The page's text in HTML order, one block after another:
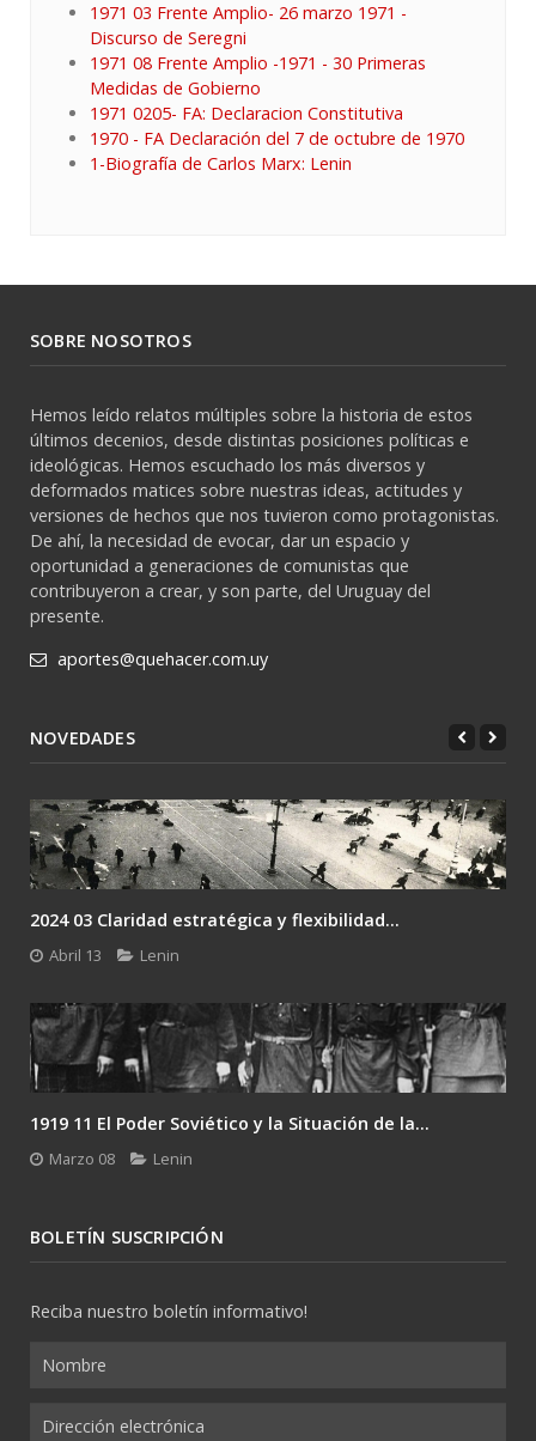
1971 03 Frente Amplio- 26 marzo 1971 -
Discurso de Seregni
1971 08 Frente Amplio -1971 - 30 Primeras
Medidas de Gobierno
1971 0205- FA: Declaracion Constitutiva
1970 - FA Declaración del 7 de octubre de 1970
1-Biografía de Carlos Marx: Lenin
SOBRE NOSOTROS
Hemos leído relatos múltiples sobre la historia de estos
últimos decenios, desde distintas posiciones políticas e
ideológicas. Hemos escuchado los más diversos y
deformados matices sobre nuestras ideas, actitudes y
versiones de hechos que nos tuvieron como protagonistas.
De ahí, la necesidad de evocar, dar un espacio y
oportunidad a generaciones de comunistas que
contribuyeron a crear, y son parte, del Uruguay del
presente.
aportes@quehacer.com.uy
NOVEDADES
2024 03 Claridad estratégica y flexibilidad...
Abril 13 Lenin
1919 11 El Poder Soviético y la Situación de la...
Marzo 08 Lenin
BOLETÍN SUSCRIPCIÓN
Reciba nuestro boletín informativo!